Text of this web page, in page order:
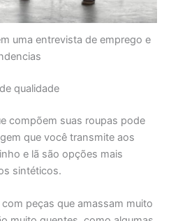
uma entrevista de emprego e
qualidade
compõem suas roupas pode
que você transmite aos
e lã são opções mais
sintéticos.
peças que amassam muito